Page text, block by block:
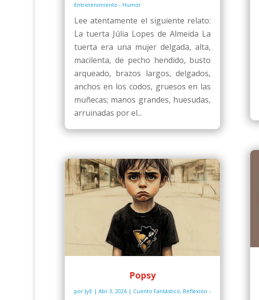
Entretenimiento - Humor
Lee atentamente el siguiente relato:
La tuerta Júlia Lopes de Almeida La
tuerta era una mujer delgada, alta,
macilenta, de pecho hendido, busto
arqueado, brazos largos, delgados,
anchos en los codos, gruesos en las
muñecas; manos grandes, huesudas,
arruinadas por el...
Popsy
por JyE | Abr 3, 2026 | Cuento Fantástico, Reflexión -